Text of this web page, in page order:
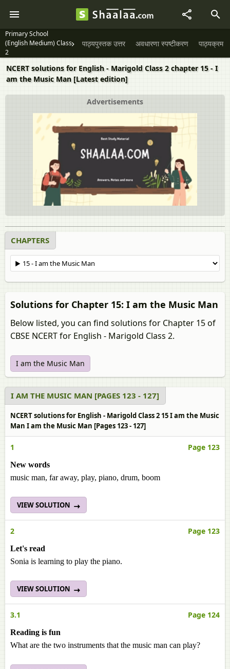
Primary School
(English Medium) Class
2
पाठ्यपुस्तक उत्तर अवधारणा स्पष्टीकरण पाठ्यक्रम
NCERT solutions for English - Marigold Class 2 chapter 15 - I
am the Music Man [Latest edition]
Advertisements
CHAPTERS
Solutions for Chapter 15: I am the Music Man
Below listed, you can find solutions for Chapter 15 of
CBSE NCERT for English - Marigold Class 2.
I am the Music Man
I AM THE MUSIC MAN [PAGES 123 - 127]
NCERT solutions for English - Marigold Class 2 15 I am the Music
Man I am the Music Man [Pages 123 - 127]
1 Page 123
New words
music man, far away, play, piano, drum, boom
VIEW SOLUTION
2 Page 123
Let's read
Sonia is learning to play the piano.
VIEW SOLUTION
3.1 Page 124
Reading is fun
What are the two instruments that the music man can play?